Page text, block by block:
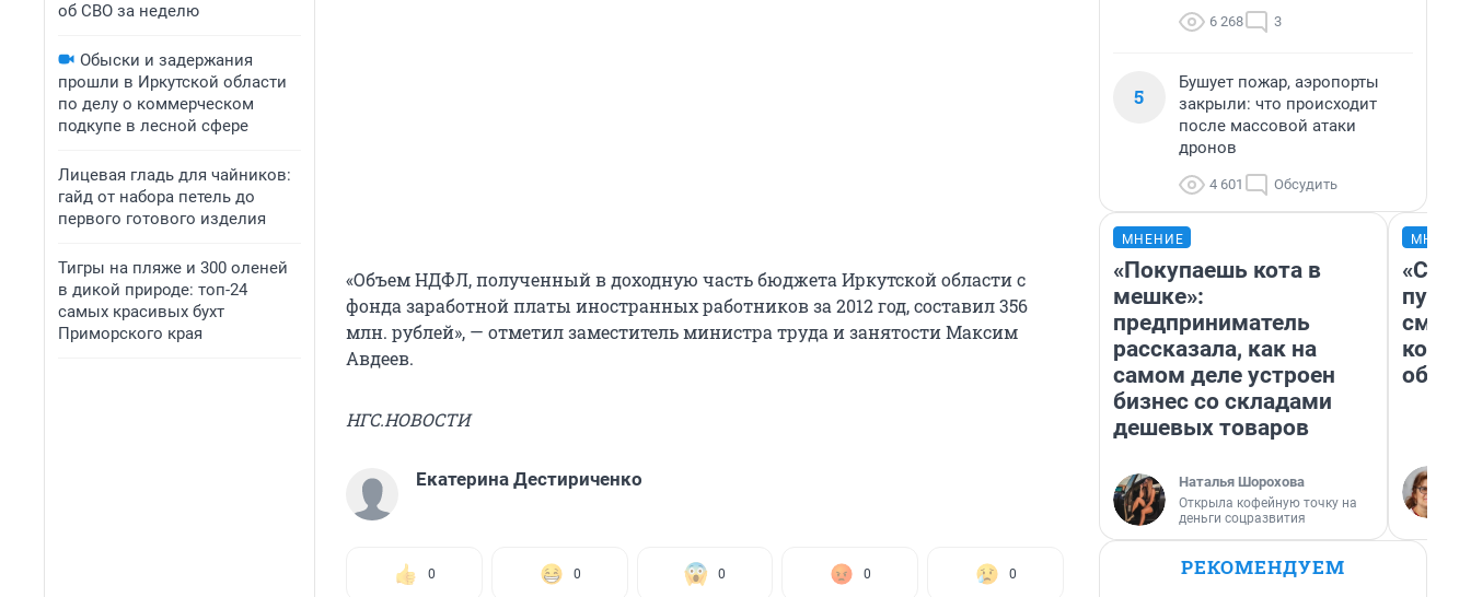
об СВО за неделю
Обыски и задержания
прошли в Иркутской области
по делу о коммерческом
подкупе в лесной сфере
Лицевая гладь для чайников:
гайд от набора петель до
первого готового изделия
Тигры на пляже и 300 оленей
в дикой природе: топ-24
самых красивых бухт
Приморского края
«Объем НДФЛ, полученный в доходную часть бюджета Иркутской области с
фонда заработной платы иностранных работников за 2012 год, составил 356
млн. рублей», — отметил заместитель министра труда и занятости Максим
Авдеев.
НГС.НОВОСТИ
Екатерина Дестириченко
0 0 0 0 0
6 268 3
5
Бушует пожар, аэропорты
закрыли: что происходит
после массовой атаки
дронов
4 601 Обсудить
МНЕНИЕ
«Покупаешь кота в
мешке»:
предприниматель
рассказала, как на
самом деле устроен
бизнес со складами
дешевых товаров
Наталья Шорохова
Открыла кофейную точку на
деньги соцразвития
РЕКОМЕНДУЕМ